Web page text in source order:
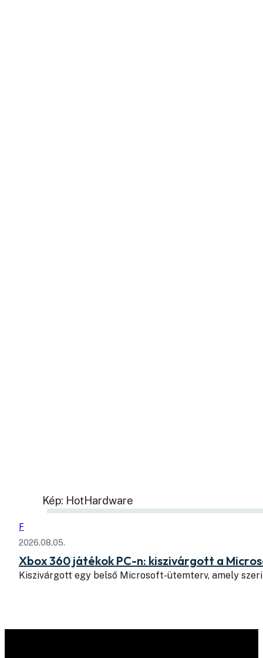
Kép: HotHardware
F
2026.08.05.
Xbox 360 játékok PC-n: kiszivárgott a
Kiszivárgott egy belső Microsoft-ütemterv, amely